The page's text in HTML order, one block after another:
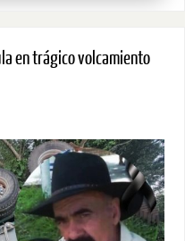
en trágico volcamiento